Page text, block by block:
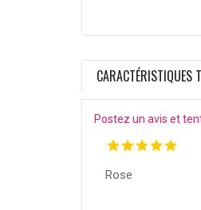
CARACTÉRISTIQUES
Postez un avis et
Rose